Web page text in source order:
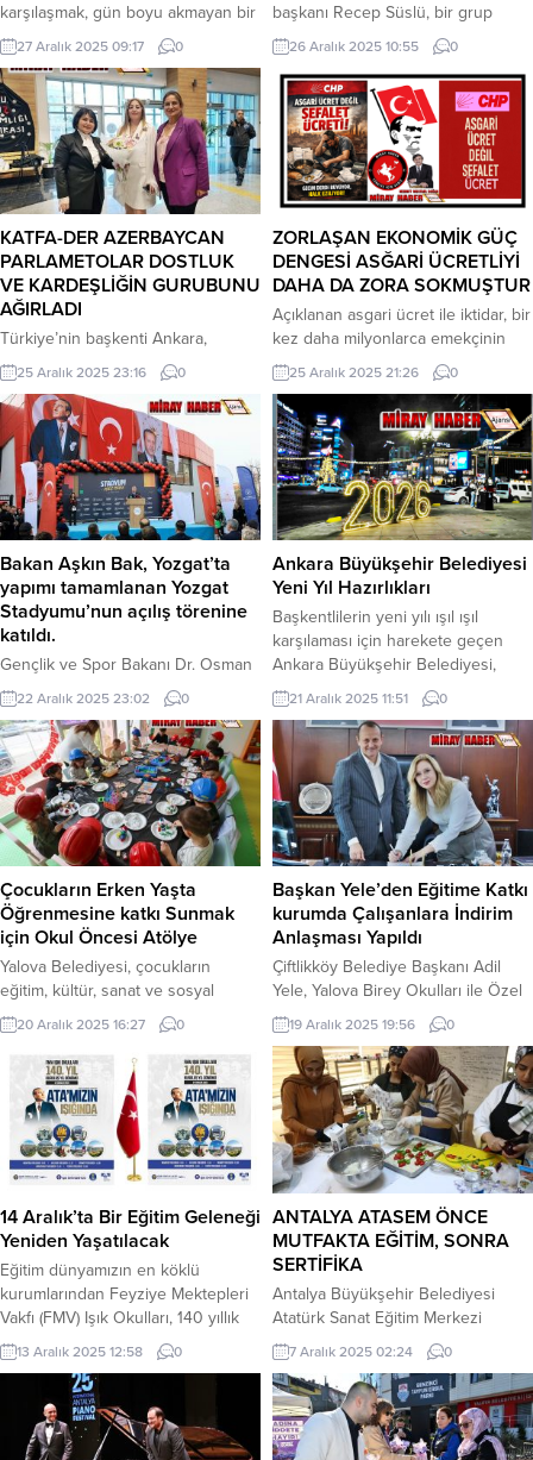
karşılaşmak, gün boyu akmayan bir
eyeliner veya silinmeyen bir rujla
yaşamak… Modern çağın en büyük
konforlarından biri olan “Kalıcı
Makyaj”, doğru ellerde bir sanata
dönüşürken, yanlış uygulamalarla
bir kâbusa dönüşebilir. Güzellik
sektörünün başarılı ismi Cansu
Durkun, kalıcı makyaj yaptırmadan
önce mutlaka bilmeniz gereken...
27 Aralık 2025 09:17 0
başkanı Recep Süslü, bir grup
gencin dini değerlerle alay
etmesine tepki gösterdi. Süslü, ”
Bir grup gencin sosyal medyada
dini değerlerimizle dalga
geçercesine üzerlerinde şort ve
tişört giysiyle namazla dalga
geçilirken çekilen video sosyal
medyada ve kamuoyunda tepkiyle
karşılandı. Kutsal kitabımız...
26 Aralık 2025 10:55 0
KATFA-DER AZERBAYCAN
PARLAMETOLAR DOSTLUK
VE KARDEŞLİĞİN GURUBUNU
AĞIRLADI
Türkiye’nin başkenti Ankara,
Türkiye ile Azerbaycan arasındaki
sarsılmaz kardeşliğin bir kez daha
güçlü biçimde hissedildiği anlamlı
bir programa ev sahipliği yaptı.
Ankara Üniversitesi’nde
gerçekleştirilen “İki Devlet, Tek
Millet” temalı buluşma, ortak tarih,
kültür ve hafıza bilincinin gelecek
kuşaklara aktarılmasına yönelik
önemli bir adım olarak kayıtlara
geçti. Program kapsamında,
Azerbaycan Cumhurbaşkanı...
25 Aralık 2025 23:16 0
ZORLAŞAN EKONOMİK GÜÇ
DENGESİ ASĞARİ ÜCRETLİYİ
DAHA DA ZORA SOKMUŞTUR
Açıklanan asgari ücret ile iktidar, bir
kez daha milyonlarca emekçinin
aklıyla alay etmektedir. Bu rakam bir
müjde değil, bu rakam emekçiye
reva görülen sefalet ücretidir.
Bugün Türkiye’de asgari ücretlinin
insanca yaşayabilmesi için ücret en
az 39.000 TL olmalıdır ve bunun
altındaki her rakam, bile isteye
yoksullaştırma politikasıdır. Yalova
gibi yaşam...
25 Aralık 2025 21:26 0
Bakan Aşkın Bak, Yozgat’ta
yapımı tamamlanan Yozgat
Stadyumu’nun açılış törenine
katıldı.
Gençlik ve Spor Bakanı Dr. Osman
Aşkın Bak, Türkiye’nin bir spor
ülkesi olduğunu vurgulayarak,
“Sporun içinden gelen bir
Cumhurbaşkanımız var. Spora
değer veren, gençlere değer
veren, Türkiye’nin dört bir yanında
modern spor tesisleri yapılmasını
isteyen bir Cumhurbaşkanımız var.
Bu zamana kadar UEFA ve FIFA
standartlarında 41 stadyum
yaptık. Yapmaya devam ediyoruz.”
dedi. Gençlik ve Spor Bakanı...
22 Aralık 2025 23:02 0
Ankara Büyükşehir Belediyesi
Yeni Yıl Hazırlıkları
Başkentlilerin yeni yılı ışıl ışıl
karşılaması için harekete geçen
Ankara Büyükşehir Belediyesi,
Kızılay Meydanı’nı süsledi. ‘2026’
yazısı, dev yılbaşı ağacı ve dekoratif
süsler Başkentlilerden yoğun ilgi
görüyor. Ankara Büyükşehir
Belediyesi (ABB), yeni yıl
coşkusunu Kızılay Meydanı’na
taşıdı. Yeni umutlarla dolu yeni yıl
enerjisini hazırladığı süslemelerle
yansıtan ABB, 2026 yazısı ve...
21 Aralık 2025 11:51 0
Çocukların Erken Yaşta
Öğrenmesine katkı Sunmak
için Okul Öncesi Atölye
Yalova Belediyesi, çocukların
eğitim, kültür, sanat ve sosyal
gelişimini desteklemek amacıyla
2025 yılı boyunca kent genelinde
çok sayıda proje ve etkinliği hayata
geçirdi. Belediye Başkanı Mehmet
Gürel’in göreve gelmesiyle birlikte
çocuk odaklı belediyecilik anlayışı
doğrultusunda yürütülen çalışmalar,
yıl boyunca artarak devam etti.
Çocukların erken yaşta öğrenme
süreçlerine katkı sunmak amacıyla...
20 Aralık 2025 16:27 0
Başkan Yele’den Eğitime Katkı
kurumda Çalışanlara İndirim
Anlaşması Yapıldı
Çiftlikköy Belediye Başkanı Adil
Yele, Yalova Birey Okulları ile Özel
Küçümenler Anaokulu arasında,
belediye çalışanları ve çocuklarını
kapsayan yüzde 20 indirim
sağlayan eğitim protokollerine imza
attı. Başkan Yele, ilk olarak Yalova
Birey Okulları Kurucuları Şebnem
Şimşek ve Ünal Kılıç ile protokolü
imzaladı. Ardından Özel
Küçümenler Anaokulu Müdürü
Kemal Kılıç ile...
19 Aralık 2025 19:56 0
14 Aralık’ta Bir Eğitim Geleneği
Yeniden Yaşatılacak
Eğitim dünyamızın en köklü
kurumlarından Feyziye Mektepleri
Vakfı (FMV) Işık Okulları, 140 yıllık
köklü tarihini 14 Aralık kuruluş yıl
dönümünde, beş yerleşkesinde
düzenlenecek geleneksel törenler
ve aynı gün açılacak özel bir sergi
ile kutlamaya hazırlanıyor.
13 Aralık 2025 12:58 0
ANTALYA ATASEM ÖNCE
MUTFAKTA EĞİTİM, SONRA
SERTİFİKA
Antalya Büyükşehir Belediyesi
Atatürk Sanat Eğitim Merkezi
(ATASEM) tarafından ilk kez açılan
“Glütensiz Mutfak Eğitimi” kursu
yoğun ilgi görüyor. Kursta çölyak
rahatsızlığı bulunan bireylere,
yakınlarına ve bu alana ilgi duyan
7 Aralık 2025 02:24 0